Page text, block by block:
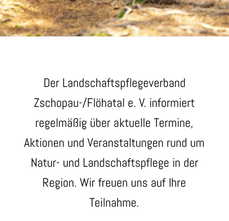
Der Landschaftspflegeverband
Zschopau-/Flöhatal e. V. informiert
regelmäßig über aktuelle Termine,
Aktionen und Veranstaltungen rund um
Natur- und Landschaftspflege in der
Region. Wir freuen uns auf Ihre
Teilnahme.